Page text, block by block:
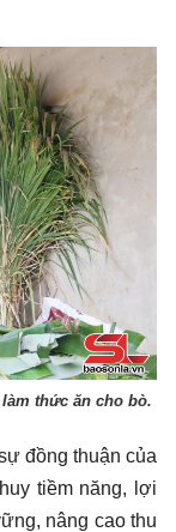
thức ăn cho bò.
đồng thuận của
tiềm năng, lợi
nâng cao thu